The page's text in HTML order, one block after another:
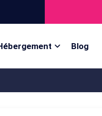
Blog